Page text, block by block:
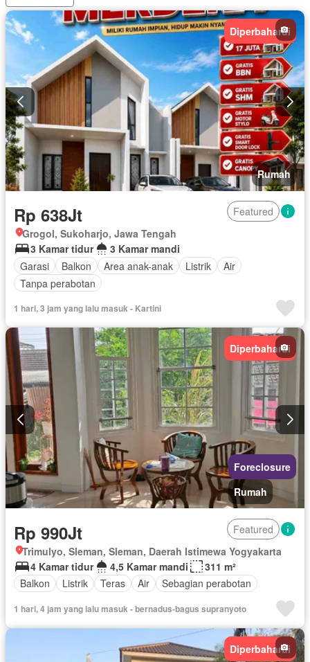
Diperbaharui
Rumah
Rp 638Jt
Featured
Grogol, Sukoharjo, Jawa Tengah
3 Kamar tidur
3 Kamar mandi
Garasi
Balkon Area anak-anak Listrik
Air
Tanpa perabotan
1 hari, 3 jam yang lalu masuk - Kartini
Diperbaharui
Foreclosure
Rumah
Rp 990Jt
Featured
Trimulyo, Sleman, Sleman, Daerah Istimewa Yogyakarta
4 Kamar tidur
4,5 Kamar mandi
311 m²
Balkon
Listrik Teras Air Sebagian perabotan
1 hari, 4 jam yang lalu masuk - bernadus-bagus supranyoto
Diperbaharui